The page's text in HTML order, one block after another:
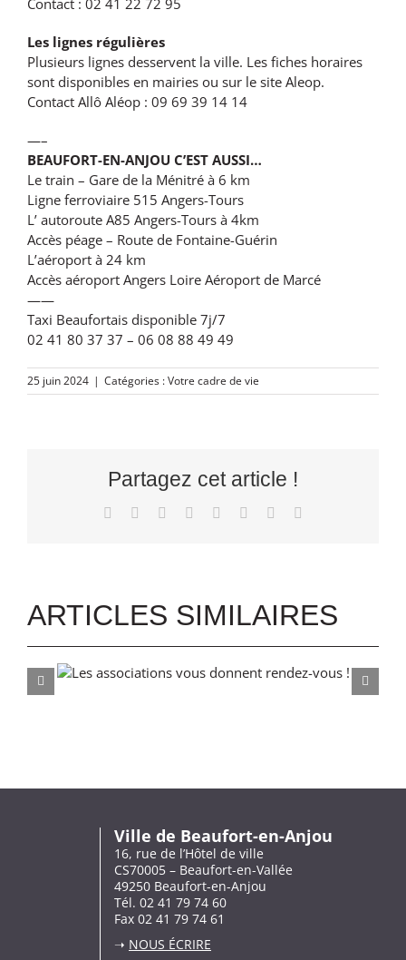
Contact : 02 41 22 72 95
Les lignes régulières
Plusieurs lignes desservent la ville. Les fiches horaires
sont disponibles en mairies ou sur le site Aleop.
Contact Allô Aléop : 09 69 39 14 14
—–
BEAUFORT-EN-ANJOU C’EST AUSSI…
Le train – Gare de la Ménitré à 6 km
Ligne ferroviaire 515 Angers-Tours
L’ autoroute A85 Angers-Tours à 4km
Accès péage – Route de Fontaine-Guérin
L’aéroport à 24 km
Accès aéroport Angers Loire Aéroport de Marcé
——
Taxi Beaufortais disponible 7j/7
02 41 80 37 37 – 06 08 88 49 49
25 juin 2024 | Catégories :Votre cadre de vie
Partagez cet article !
Facebook Reddit LinkedIn
TumblrPinterest
ARTICLES SIMILAIRES
Ville de Beaufort-en-Anjou
16, rue de l’Hôtel de ville
CS70005 – Beaufort-en-Vallée
49250 Beaufort-en-Anjou
Tél. 02 41 79 74 60
Fax 02 41 79 74 61
➝ NOUS ÉCRIRE